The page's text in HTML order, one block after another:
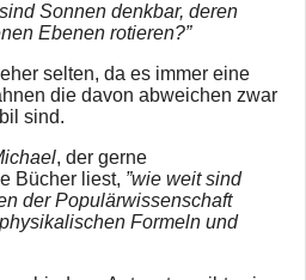
Sonnen denkbar, deren
Ebenen rotieren?”
selten, da es immer eine
die davon abweichen zwar
sind.
, der gerne
Bücher liest, ”wie weit sind
der Populärwissenschaft
Formeln und